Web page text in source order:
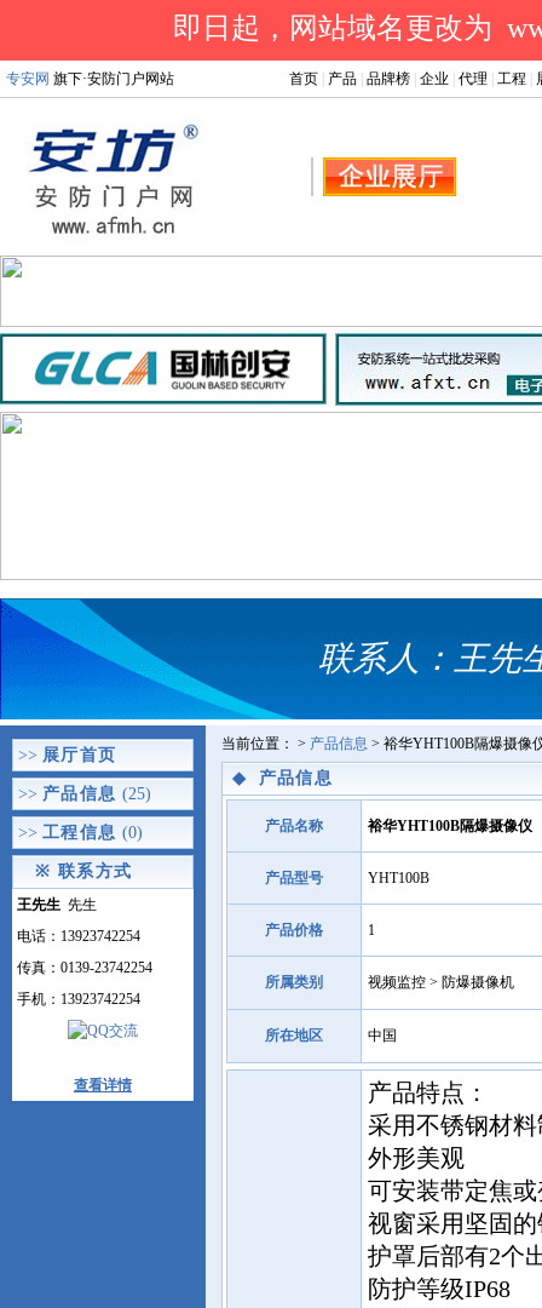
即日起，网站域名更改为
专安网 旗下·安防门户网站 首页 产品 品牌榜 企业 代理 工程
联系人：王先
>> 展厅首页
>> 产品信息 (25)
>> 工程信息 (0)
※ 联系方式
王先生 先生
电话：13923742254
传真：0139-23742254
手机：13923742254
查看详情
当前位置： > 产品信息 > 裕华YHT100B隔爆摄像
◆ 产品信息
产品名称 裕华YHT100B隔爆摄像仪
产品型号 YHT100B
产品价格 1
所属类别 视频监控 > 防爆摄像机
所在地区 中国
产品特点：
采用不锈钢材料
外形美观
可安装带定焦
视窗采用坚固
护罩后部有2个
防护等级IP68